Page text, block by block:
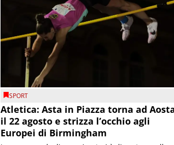
SPORT
Atletica: Asta in Piazza torna ad
il 22 agosto e strizza l’occhio agli
Europei di Birmingham